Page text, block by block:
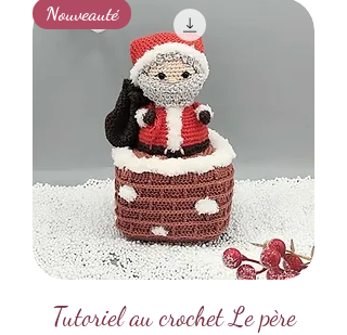
Nouveauté
Tutoriel au crochet Le père